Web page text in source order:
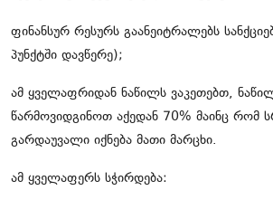
ფინანსურ რესურს გაანეიტრალებს
პუნქტში დავწერე);
ამ ყველაფრიდან ნაწილს ვაკეთებთ,
წარმოვიდგინოთ აქედან 70% მაინც რომ
გარდაუვალი იქნება მათი მარცხი.
ამ ყველაფერს სჭირდება: